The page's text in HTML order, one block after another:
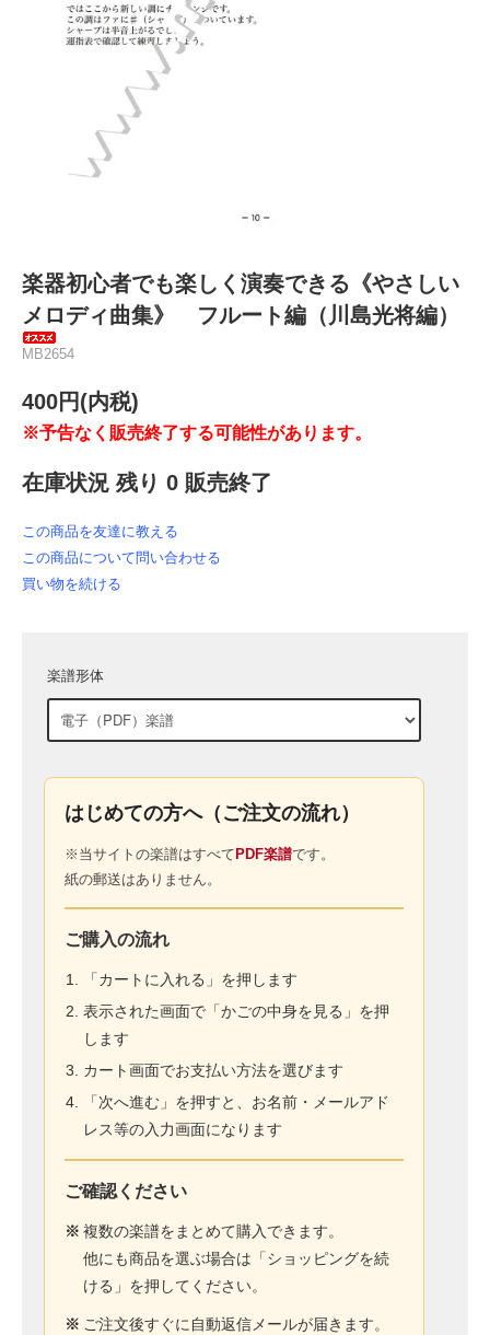
楽器初心者でも楽しく演奏できる《やさしい
メロディ曲集》 フルート編（川島光将編）
MB2654
400円(内税)
※予告なく販売終了する可能性があります。
在庫状況 残り 0 販売終了
この商品を友達に教える
この商品について問い合わせる
買い物を続ける
楽譜形体
はじめての方へ（ご注文の流れ）
※当サイトの楽譜はすべて PDF楽譜です。
紙の郵送はありません。
ご購入の流れ
「カートに入れる」を押します
表示された画面で「かごの中身を見る」を押
します
カート画面でお支払い方法を選びます
「次へ進む」を押すと、お名前・メールアド
レス等の入力画面になります
ご確認ください
※ 複数の楽譜をまとめて購入できます。
他にも商品を選ぶ場合は「ショッピングを続
ける」を押してください。
※ ご注文後すぐに自動返信メールが届きます。